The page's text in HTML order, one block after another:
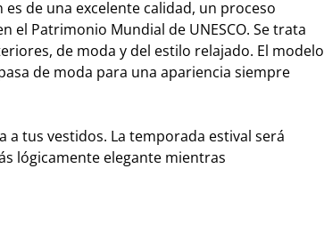
es de una excelente calidad, un proceso
el Patrimonio Mundial de UNESCO. Se trata
de moda y del estilo relajado. El modelo
de moda para una apariencia siempre
a tus vestidos. La temporada estival será
lógicamente elegante mientras